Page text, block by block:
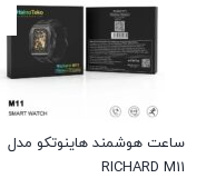
ساعت هوشمند هاینوتکو مدل
RICHARD M11